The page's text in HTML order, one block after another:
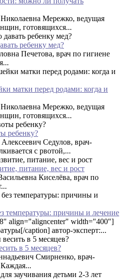
Мережко, ведущая
готовящихся...
ребенку мед?
Печетова, врач по гигиене
матки перед родами: когда и
Мережко, ведущая
готовящихся...
ребенку?
Седулов, врач-
с рвотой,...
питание, вес и рост
Киселёва, врач по
температуры: причины и лечение
align="aligncenter" width="400"]
caption] автор-эксперт:...
в 5 месяцев?
Смирненко, врач-